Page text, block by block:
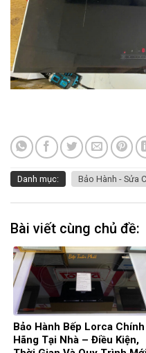
Danh mục: Bảo Hành - Sửa
Bài viết cùng chủ đề:
Bảo Hành Bếp Lorca Chính
Hãng Tại Nhà – Điều Kiện,